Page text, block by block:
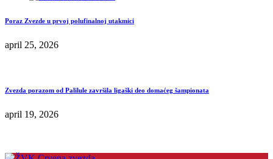
Poraz Zvezde u prvoj polufinalnoj utakmici
april 25, 2026
Zvezda porazom od Palilule završila ligaški deo domaćeg šampionata
april 19, 2026